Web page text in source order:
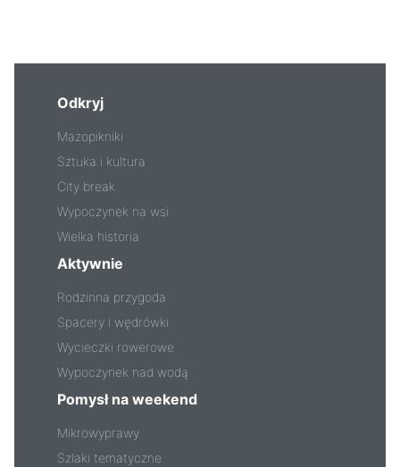
Odkryj
Mazopikniki
Sztuka i kultura
City break
Wypoczynek na wsi
Wielka historia
Aktywnie
Rodzinna przygoda
Spacery i wędrówki
Wycieczki rowerowe
Wypoczynek nad wodą
Pomysł na weekend
Mikrowyprawy
Szlaki tematyczne